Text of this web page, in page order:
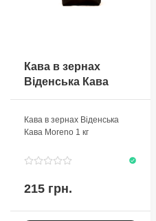
Кава в зернах
Віденська Кава
Moreno 1 кг
Кава в зернах Віденська
Кава Moreno 1 кг
215 грн.